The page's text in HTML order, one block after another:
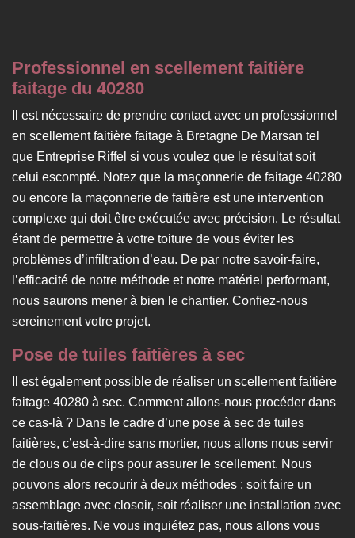
Professionnel en scellement faitière
faitage du 40280
Il est nécessaire de prendre contact avec un professionnel
en scellement faitière faitage à Bretagne De Marsan tel
que Entreprise Riffel si vous voulez que le résultat soit
celui escompté. Notez que la maçonnerie de faitage 40280
ou encore la maçonnerie de faitière est une intervention
complexe qui doit être exécutée avec précision. Le résultat
étant de permettre à votre toiture de vous éviter les
problèmes d’infiltration d’eau. De par notre savoir-faire,
l’efficacité de notre méthode et notre matériel performant,
nous saurons mener à bien le chantier. Confiez-nous
sereinement votre projet.
Pose de tuiles faitières à sec
Il est également possible de réaliser un scellement faitière
faitage 40280 à sec. Comment allons-nous procéder dans
ce cas-là ? Dans le cadre d’une pose à sec de tuiles
faitières, c’est-à-dire sans mortier, nous allons nous servir
de clous ou de clips pour assurer le scellement. Nous
pouvons alors recourir à deux méthodes : soit faire un
assemblage avec closoir, soit réaliser une installation avec
sous-faitières. Ne vous inquiétez pas, nous allons vous